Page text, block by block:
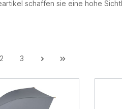
schaffen sie eine hohe
2 3